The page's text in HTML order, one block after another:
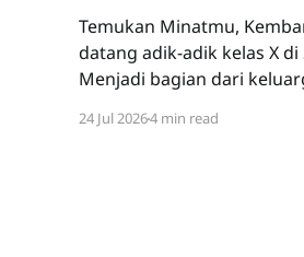
Temukan Minatmu,
datang adik-adik kelas X
Menjadi bagian dari
kepemimpinan, dan
24 Jul 20264 min read